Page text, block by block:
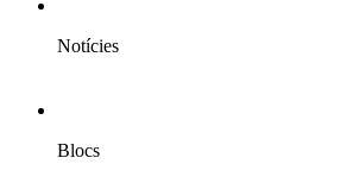
Notícies
Blocs